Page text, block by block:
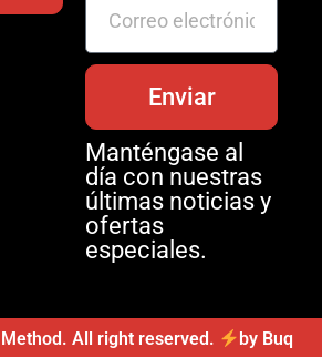
Enviar
Manténgase al
día con nuestras
últimas noticias y
ofertas
especiales.
All right reserved. by Buq